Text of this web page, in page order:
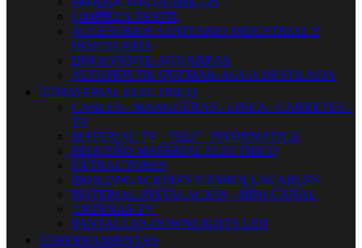
LIMPIEZA TEXTIL
ACCESORIOS SANITARIO INDUSTRIAL Y
HOSTELERIA
DISOLVENTE-AGUARRAS
ALCOHOL DE QUEMAR-AGUA DESTILADA
 MATERIAL ELECTRICO
CABLES - MANGUERAS - LINEA - CARRETES -
TV
MATERIAL TV - TELF - INFORMATICA
PEQUEÑO MATERIAL ELECTRICO
EXTRACTORES
PROLONGACIONES Y ENROLLACABLES
MATERIAL INSTALACIÓN - MINI CANAL
ANTENAS TV
PANTALLAS-DOWNLIGHTS LED
 HERRAMIENTAS